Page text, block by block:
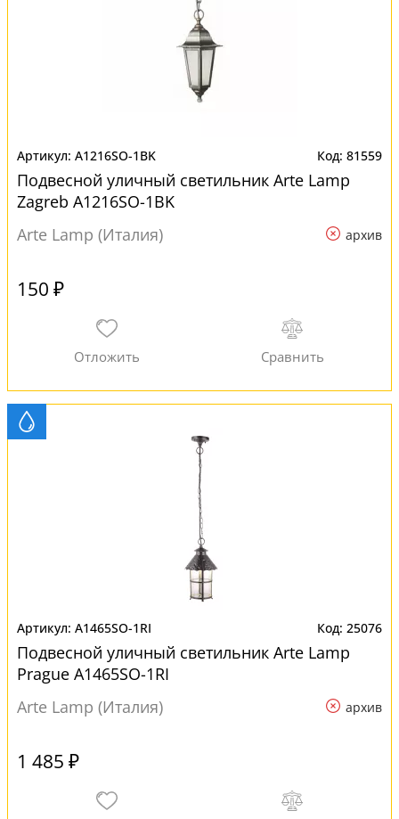
A1216SO-1BK 81559
Подвесной уличный светильник Arte Lamp
Zagreb A1216SO-1BK
Arte Lamp (Италия)
архив
150 ₽
A1465SO-1RI 25076
Подвесной уличный светильник Arte Lamp
Prague A1465SO-1RI
Arte Lamp (Италия)
архив
1 485 ₽